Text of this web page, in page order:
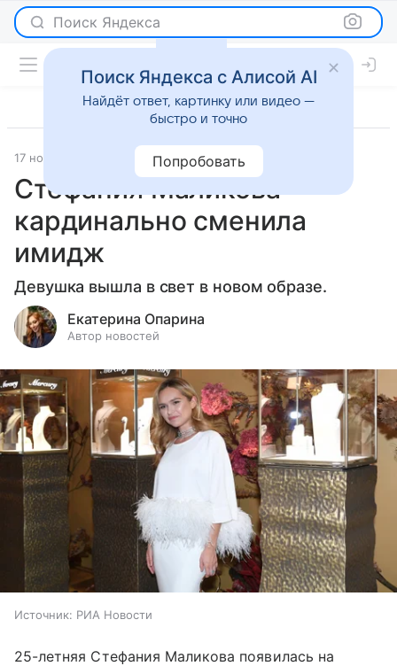
Поиск Яндекса
17 ноября 2025 Леди Mail Светская жизнь
Стефания Маликова
кардинально сменила
имидж
Девушка вышла в свет в новом образе.
Екатерина Опарина
Автор новостей
Источник: РИА Новости
25-летняя Стефания Маликова появилась на
Поиск Яндекса с Алисой AI
Найдёт ответ, картинку или видео —
быстро и точно
Попробовать